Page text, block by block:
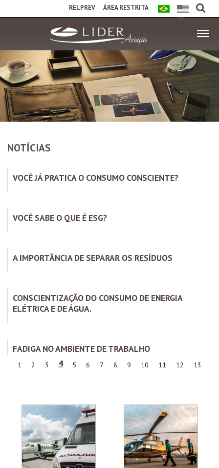
RELPREV ÁREA RESTRITA
NOTÍCIAS
VOCÊ JÁ PRATICA O CONSUMO CONSCIENTE?
VOCÊ SABE O QUE É ESG?
A IMPORTÃNCIA DE SEPARAR OS RESÍDUOS
CONSCIENTIZAÇÃO DO CONSUMO DE ENERGIA
ELÉTRICA E DE ÁGUA.
FADIGA NO AMBIENTE DE TRABALHO
1 2 3 4 5 6 7 8 9 10 11 12 13